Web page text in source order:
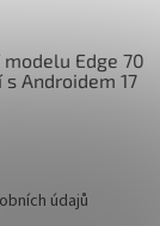
Edge 70
Androidem 17
údajů